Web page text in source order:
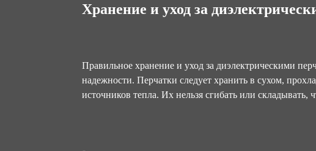
Хранение и уход за
Правильное хранение и уход за диэлектрическими
надежности. Перчатки следует хранить в сухом,
источников тепла. Их нельзя сгибать или